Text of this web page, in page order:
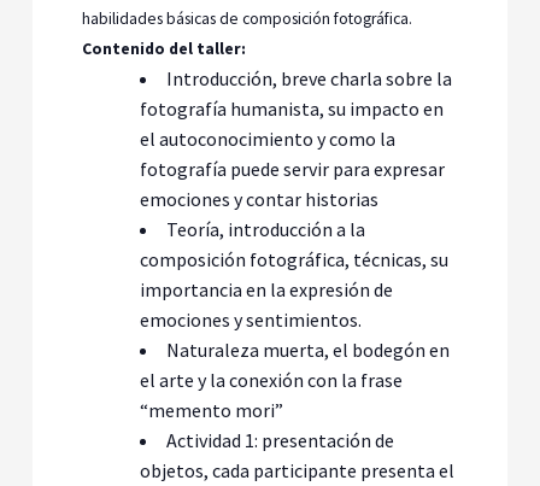
habilidades básicas de composición fotográfica.
Contenido del taller:
Introducción, breve charla sobre la
fotografía humanista, su impacto en
el autoconocimiento y como la
fotografía puede servir para expresar
emociones y contar historias
Teoría, introducción a la
composición fotográfica, técnicas, su
importancia en la expresión de
emociones y sentimientos.
Naturaleza muerta, el bodegón en
el arte y la conexión con la frase
“memento mori”
Actividad 1: presentación de
objetos, cada participante presenta el